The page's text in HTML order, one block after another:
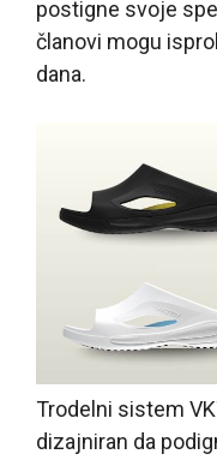
postigne svoje
članovi mogu
dana.
Trodelni sistem
dizajniran da